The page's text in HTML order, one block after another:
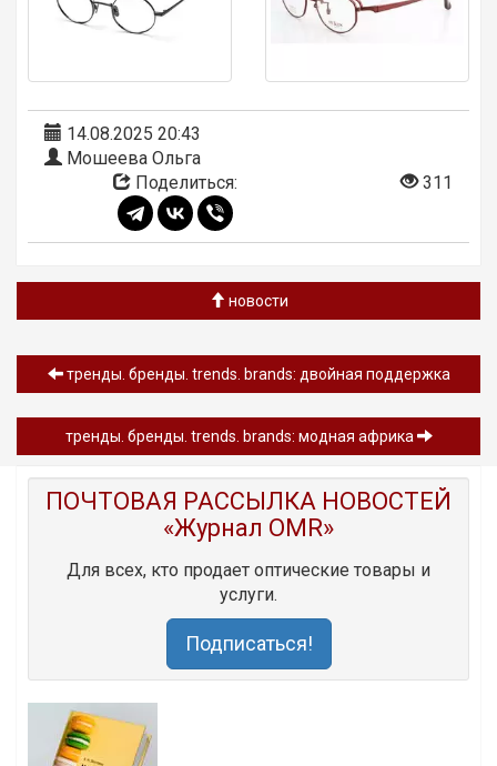
14.08.2025 20:43
Мошеева Ольга
Поделиться:
311
новости
тренды. бренды. trends. brands: двойная поддержка
тренды. бренды. trends. brands: модная африка
ПОЧТОВАЯ РАССЫЛКА НОВОСТЕЙ
«Журнал OMR»
Для всех, кто продает оптические товары и
услуги.
Подписаться!